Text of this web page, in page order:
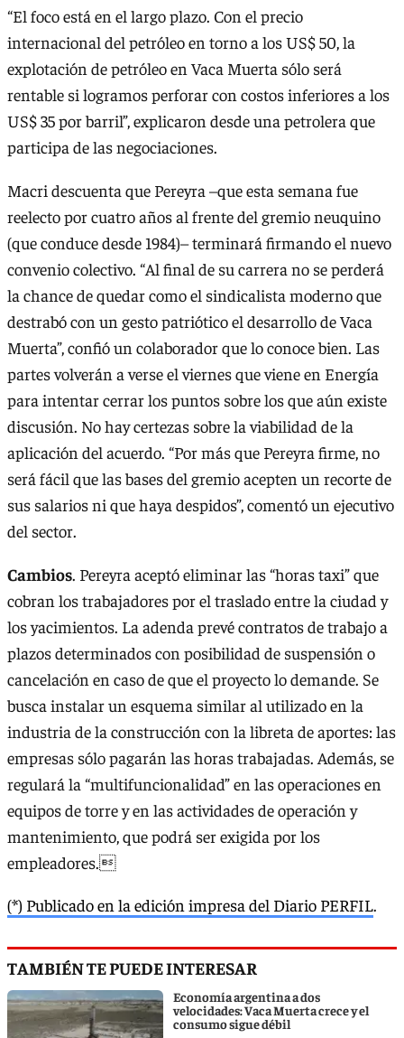
“El foco está en el largo plazo. Con el precio
internacional del petróleo en torno a los US$ 50, la
explotación de petróleo en Vaca Muerta sólo será
rentable si logramos perforar con costos inferiores a los
US$ 35 por barril”, explicaron desde una petrolera que
participa de las negociaciones.
Macri descuenta que Pereyra –que esta semana fue
reelecto por cuatro años al frente del gremio neuquino
(que conduce desde 1984)– terminará firmando el nuevo
convenio colectivo. “Al final de su carrera no se perderá
la chance de quedar como el sindicalista moderno que
destrabó con un gesto patriótico el desarrollo de Vaca
Muerta”, confió un colaborador que lo conoce bien. Las
partes volverán a verse el viernes que viene en Energía
para intentar cerrar los puntos sobre los que aún existe
discusión. No hay certezas sobre la viabilidad de la
aplicación del acuerdo. “Por más que Pereyra firme, no
será fácil que las bases del gremio acepten un recorte de
sus salarios ni que haya despidos”, comentó un ejecutivo
del sector.
Cambios. Pereyra aceptó eliminar las “horas taxi” que
cobran los trabajadores por el traslado entre la ciudad y
los yacimientos. La adenda prevé contratos de trabajo a
plazos determinados con posibilidad de suspensión o
cancelación en caso de que el proyecto lo demande. Se
busca instalar un esquema similar al utilizado en la
industria de la construcción con la libreta de aportes: las
empresas sólo pagarán las horas trabajadas. Además, se
regulará la “multifuncionalidad” en las operaciones en
equipos de torre y en las actividades de operación y
mantenimiento, que podrá ser exigida por los
empleadores.
(*) Publicado en la edición impresa del Diario PERFIL.
TAMBIÉN TE PUEDE INTERESAR
Economía argentina a dos
velocidades: Vaca Muerta crece y el
consumo sigue débil